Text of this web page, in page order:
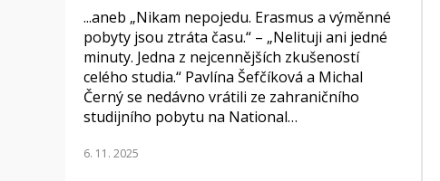
...aneb „Nikam nepojedu. Erasmus a výměnné
pobyty jsou ztráta času.“ – „Nelituji ani jedné
minuty. Jedna z nejcennějších zkušeností
celého studia.“ Pavlína Šefčíková a Michal
Černý se nedávno vrátili ze zahraničního
studijního pobytu na National…
6. 11. 2025